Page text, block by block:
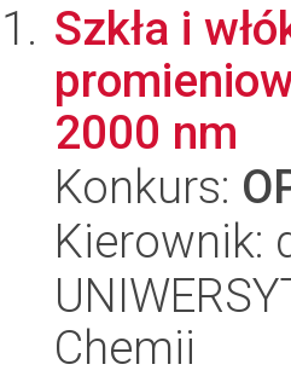
Szkła i
2000 nm
Konkurs:
Kierownik:
Chemii